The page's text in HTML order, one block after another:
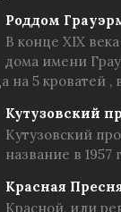
Роддом
В конце XIX
дома имени
на 5 кроватей ,
Кутузовский
Кутузовский
название в 1957
Красная
Красной, или